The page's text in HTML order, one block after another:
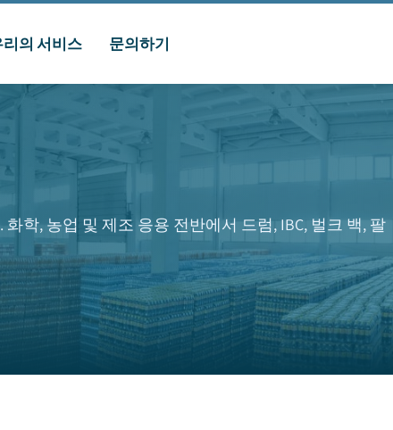
리의 서비스 문의하기
학, 농업 및 제조 응용 전반에서 드럼, IBC, 벌크 백, 팔